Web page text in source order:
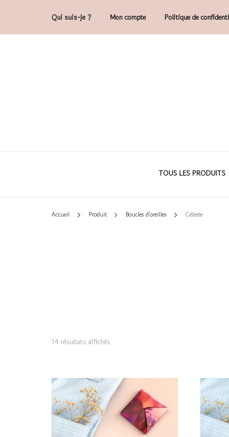
Qui suis-je ? Mon compte Politique de
Cam'O –TOUS LES PRODUITS
Accueil Produit Boucles d'oreilles Céleste
14 résultats affichés